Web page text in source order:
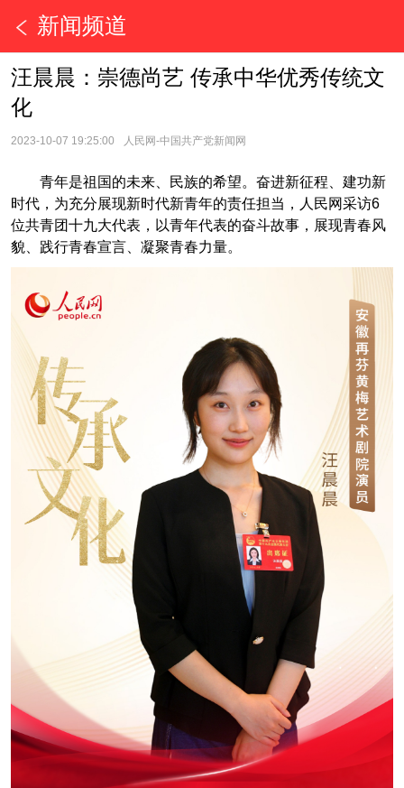
新闻频道
汪晨晨：崇德尚艺 传承中华优秀传统文
化
2023-10-07 19:25:00 人民网-中国共产党新闻网
青年是祖国的未来、民族的希望。奋进新征程、建功新
时代，为充分展现新时代新青年的责任担当，人民网采访6
位共青团十九大代表，以青年代表的奋斗故事，展现青春风
貌、践行青春宣言、凝聚青春力量。